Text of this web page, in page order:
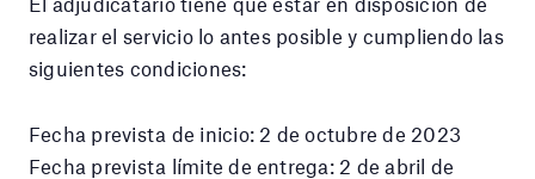
realizar el servicio lo antes posible y cumpliendo las
siguientes condiciones:
Fecha prevista de inicio: 2 de octubre de 2023
Fecha prevista límite de entrega: 2 de abril de